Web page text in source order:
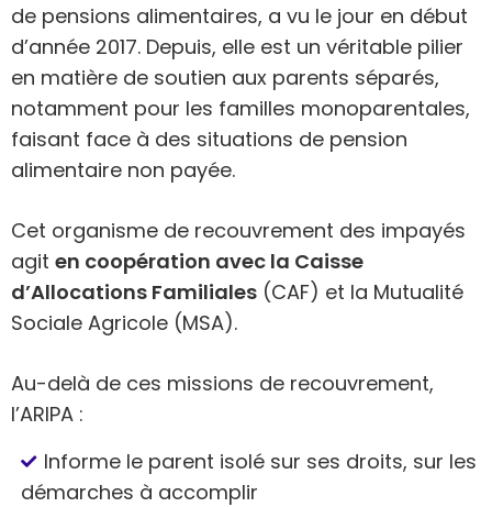
de pensions alimentaires, a vu le jour en début
d’année 2017. Depuis, elle est un véritable pilier
en matière de soutien aux parents séparés,
notamment pour les familles monoparentales,
faisant face à des situations de pension
alimentaire non payée.
Cet organisme de recouvrement des impayés
agit en coopération avec la Caisse
d’Allocations Familiales (CAF) et la Mutualité
Sociale Agricole (MSA).
Au-delà de ces missions de recouvrement,
l’ARIPA :
Informe le parent isolé sur ses droits, sur les
démarches à accomplir